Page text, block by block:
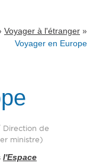
Voyager à l'étranger »
Voyager en Europe
de
ministre)
l'Espace